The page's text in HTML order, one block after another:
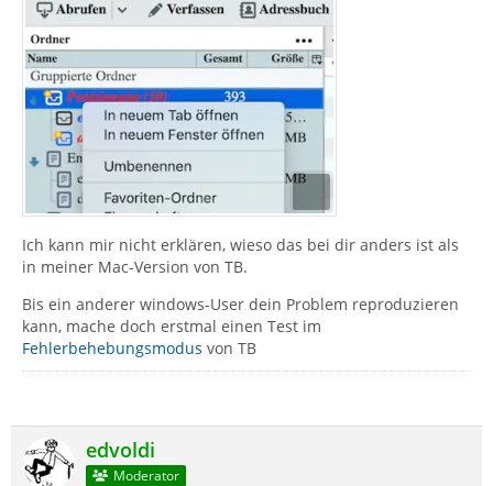
Ich kann mir nicht erklären, wieso das bei dir anders ist als
in meiner Mac-Version von TB.
Bis ein anderer windows-User dein Problem reproduzieren
kann, mache doch erstmal einen Test im
Fehlerbehebungsmodus von TB
edvoldi
Moderator